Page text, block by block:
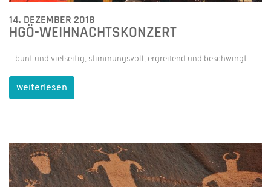
14. DEZEMBER 2018
HGÖ-WEIHNACHTSKONZERT
– bunt und vielseitig, stimmungsvoll, ergreifend und beschwingt
weiterlesen